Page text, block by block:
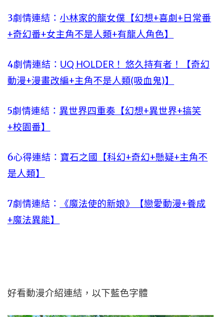
3劇情連結： 小林家的龍女僕【幻想+喜劇+日常番
+奇幻番+女主角不是人類+有龍人角色】
4劇情連結： UQ HOLDER！ 悠久持有者！【奇幻
動漫+漫畫改編+主角不是人類(吸血鬼)】
5劇情連結： 異世界四重奏【幻想+異世界+搞笑
+校園番】
6心得連結： 寶石之國【科幻+奇幻+懸疑+主角不
是人類】
7劇情連結：
《魔法使的新娘》【戀愛動漫+養成
+魔法異能】
好看動漫介紹連結，以下藍色字體